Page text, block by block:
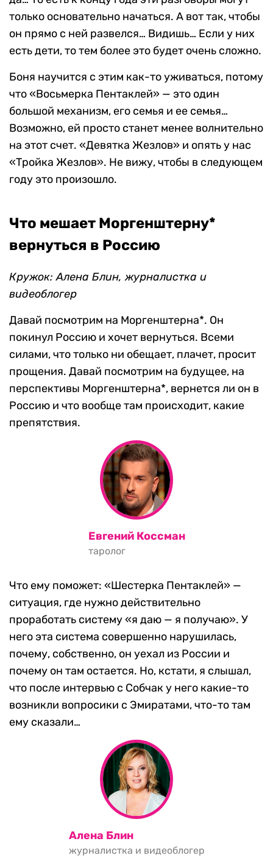
только основательно начаться. А вот так, чтобы
он прямо с ней развелся… Видишь… Если у них
есть дети, то тем более это будет очень сложно.
Боня научится с этим как-то уживаться, потому
что «Восьмерка Пентаклей» — это один
большой механизм, его семья и ее семья…
Возможно, ей просто станет менее волнительно
на этот счет. «Девятка Жезлов» и опять у нас
«Тройка Жезлов». Не вижу, чтобы в следующем
году это произошло.
Что мешает Моргенштерну*
вернуться в Россию
Кружок: Алена Блин, журналистка и
видеоблогер
Давай посмотрим на Моргенштерна*. Он
покинул Россию и хочет вернуться. Всеми
силами, что только ни обещает, плачет, просит
прощения. Давай посмотрим на будущее, на
перспективы Моргенштерна*, вернется ли он в
Россию и что вообще там происходит, какие
препятствия.
Евгений Коссман
таролог
Что ему поможет: «Шестерка Пентаклей» —
ситуация, где нужно действительно
проработать систему «я даю — я получаю». У
него эта система совершенно нарушилась,
почему, собственно, он уехал из России и
почему он там остается. Но, кстати, я слышал,
что после интервью с Собчак у него какие-то
возникли вопросики с Эмиратами, что-то там
ему сказали…
Алена Блин
журналистка и видеоблогер